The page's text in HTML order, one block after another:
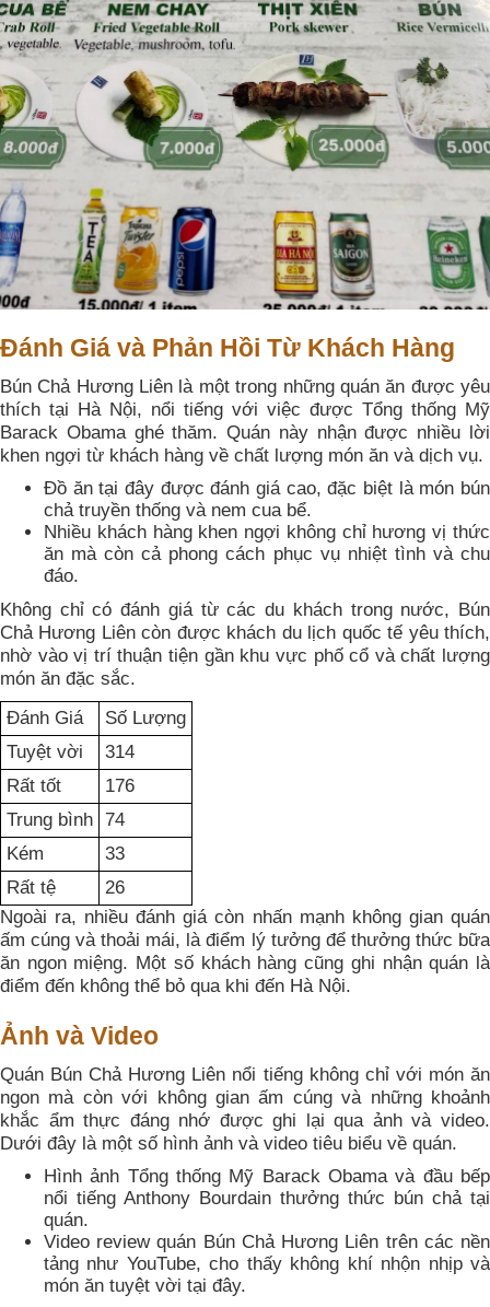
Đánh Giá và Phản Hồi Từ Khách Hàng
Bún Chả Hương Liên là một trong những quán ăn được yêu
thích tại Hà Nội, nổi tiếng với việc được Tổng thống Mỹ
Barack Obama ghé thăm. Quán này nhận được nhiều lời
khen ngợi từ khách hàng về chất lượng món ăn và dịch vụ.
Đồ ăn tại đây được đánh giá cao, đặc biệt là món bún
chả truyền thống và nem cua bể.
Nhiều khách hàng khen ngợi không chỉ hương vị thức
ăn mà còn cả phong cách phục vụ nhiệt tình và chu
đáo.
Không chỉ có đánh giá từ các du khách trong nước, Bún
Chả Hương Liên còn được khách du lịch quốc tế yêu thích,
nhờ vào vị trí thuận tiện gần khu vực phố cổ và chất lượng
món ăn đặc sắc.
Đánh Giá
Số Lượng
Tuyệt vời
314
Rất tốt
176
Trung bình 74
Kém
33
Rất tệ
26
Ngoài ra, nhiều đánh giá còn nhấn mạnh không gian quán
ấm cúng và thoải mái, là điểm lý tưởng để thưởng thức bữa
ăn ngon miệng. Một số khách hàng cũng ghi nhận quán là
điểm đến không thể bỏ qua khi đến Hà Nội.
Ảnh và Video
Quán Bún Chả Hương Liên nổi tiếng không chỉ với món ăn
ngon mà còn với không gian ấm cúng và những khoảnh
khắc ẩm thực đáng nhớ được ghi lại qua ảnh và video.
Dưới đây là một số hình ảnh và video tiêu biểu về quán.
Hình ảnh Tổng thống Mỹ Barack Obama và đầu bếp
nổi tiếng Anthony Bourdain thưởng thức bún chả tại
quán.
Video review quán Bún Chả Hương Liên trên các nền
tảng như YouTube, cho thấy không khí nhộn nhịp và
món ăn tuyệt vời tại đây.